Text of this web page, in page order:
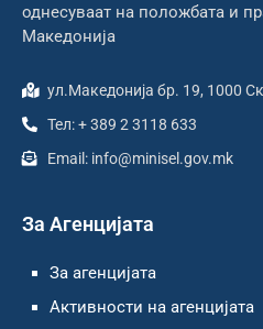
однесуваат на положбата и
Македонија
ул.Македонија бр. 19, 1000
Тел: + 389 2 3118 633
Email: info@minisel.gov.mk
За Агенцијата
За агенцијата
Активности на агенцијата